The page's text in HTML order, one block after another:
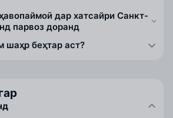
дар хатсайри Санкт-
парвоз доранд
шаҳр беҳтар аст?